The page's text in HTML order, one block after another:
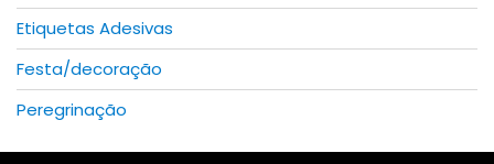
Etiquetas Adesivas
Festa/decoração
Peregrinação